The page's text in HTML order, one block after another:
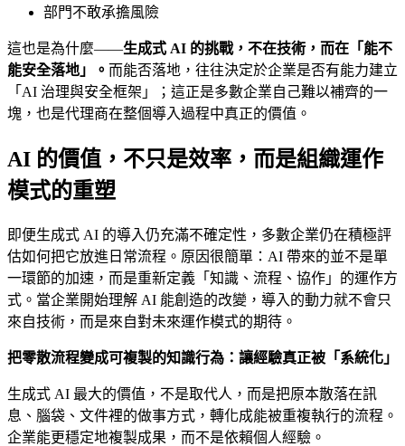
部門不敢承擔風險
這也是為什麼——生成式 AI 的挑戰，不在技術，而在「能不
能安全落地」。 而能否落地，往往決定於企業是否有能力建立
「AI 治理與安全框架」；這正是多數企業自己難以補齊的一
塊，也是代理商在整個導入過程中真正的價值。
AI 的價值，不只是效率，而是組織運作
模式的重塑
即便生成式 AI 的導入仍充滿不確定性，多數企業仍在積極評
估如何把它放進日常流程。原因很簡單：AI 帶來的並不是單
一環節的加速，而是重新定義「知識、流程、協作」的運作方
式。當企業開始理解 AI 能創造的改變，導入的動力就不會只
來自技術，而是來自對未來運作模式的期待。
把零散流程變成可複製的知識行為：讓經驗真正被「系統化」
生成式 AI 最大的價值，不是取代人，而是把原本散落在訊
息、腦袋、文件裡的做事方式，轉化成能被重複執行的流程。
企業能更穩定地複製成果，而不是依賴個人經驗。